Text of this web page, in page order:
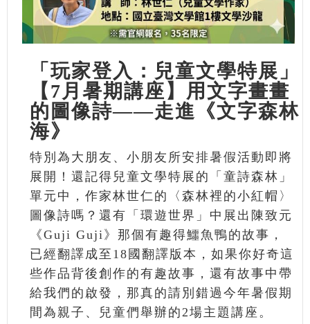
「玩家登入：兒童文學特展」
【7月暑期講座】用文字畫畫
的圖像詩——走進《文字森林
海》
特別為大朋友、小朋友所安排暑假活動即將
展開！還記得兒童文學特展的「童詩森林」
單元中，作家林世仁的〈森林裡的小紅帽〉
圖像詩嗎？還有「環遊世界」中展出陳致元
《Guji Guji》那個有趣得鱷魚鴨的故事，
已經翻譯成至18國翻譯版本，如果你好奇這
些作品背後創作的有趣故事，還有故事中帶
給我們的啟發，那真的請別錯過今年暑假期
間為親子、兒童們舉辦的2場主題講座。